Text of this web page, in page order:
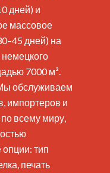
дней) и
массовое
дней) на
7000 м².
обслуживаем
импортеров и
всему миру,
тип
печать